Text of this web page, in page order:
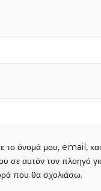
το όνομά μου, email,
σε αυτόν τον πλοηγό
που θα σχολιάσω.